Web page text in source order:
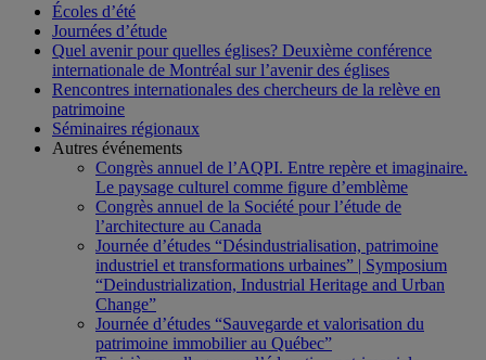
Écoles d’été
Journées d’étude
Quel avenir pour quelles églises? Deuxième conférence
internationale de Montréal sur l’avenir des églises
Rencontres internationales des chercheurs de la relève en
patrimoine
Séminaires régionaux
Autres événements
Congrès annuel de l’AQPI. Entre repère et imaginaire.
Le paysage culturel comme figure d’emblème
Congrès annuel de la Société pour l’étude de
l’architecture au Canada
Journée d’études “Désindustrialisation, patrimoine
industriel et transformations urbaines” | Symposium
“Deindustrialization, Industrial Heritage and Urban
Change”
Journée d’études “Sauvegarde et valorisation du
patrimoine immobilier au Québec”